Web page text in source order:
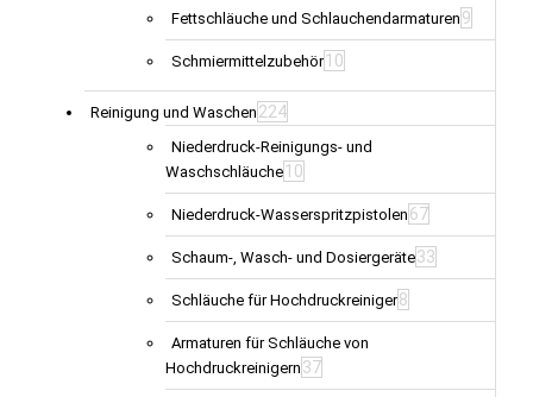
Fettschläuche und Schlauchendarmaturen 9
Schmiermittelzubehör 10
Reinigung und Waschen 224
Niederdruck-Reinigungs- und
Waschschläuche 10
Niederdruck-Wasserspritzpistolen 67
Schaum-, Wasch- und Dosiergeräte33
Schläuche für Hochdruckreiniger8
Armaturen für Schläuche von
Hochdruckreinigern 37